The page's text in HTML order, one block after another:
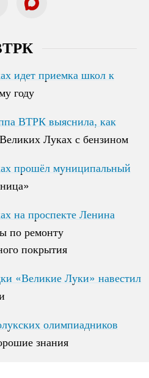
идет приемка школ к
году
идет приемка школ к
году
ВТРК выяснила, как
Луках с бензином
ВТРК выяснила, как
Луках с бензином
прошёл муниципальный
прошёл муниципальный
на проспекте Ленина
по ремонту
покрытия
на проспекте Ленина
по ремонту
покрытия
«Великие Луки» навестил
«Великие Луки» навестил
олимпиадников
знания
олимпиадников
знания